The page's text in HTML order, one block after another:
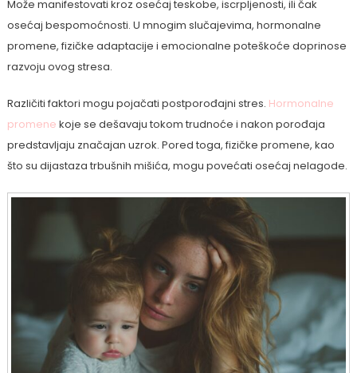
Može manifestovati kroz osećaj teskobe, iscrpljenosti, ili čak
osećaj bespomoćnosti. U mnogim slučajevima, hormonalne
promene, fizičke adaptacije i emocionalne poteškoće doprinose
razvoju ovog stresa.
Različiti faktori mogu pojačati postporođajni stres. Hormonalne
promene koje se dešavaju tokom trudnoće i nakon porođaja
predstavljaju značajan uzrok. Pored toga, fizičke promene, kao
što su dijastaza trbušnih mišića, mogu povećati osećaj nelagode.